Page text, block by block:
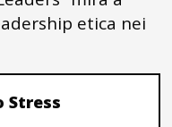
etica nei
Stress